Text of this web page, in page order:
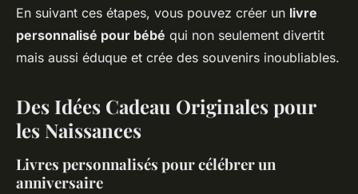
En suivant ces étapes, vous pouvez créer un livre
personnalisé pour bébé qui non seulement divertit
mais aussi éduque et crée des souvenirs inoubliables.
Des Idées Cadeau Originales pour
les Naissances
Livres personnalisés pour célébrer un
anniversaire